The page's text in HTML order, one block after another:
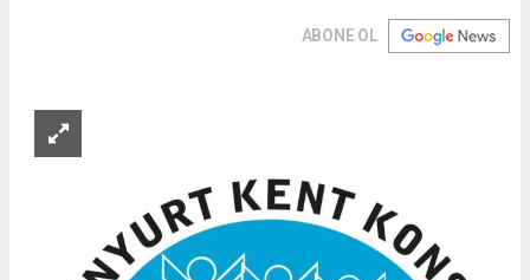
ABONE OL